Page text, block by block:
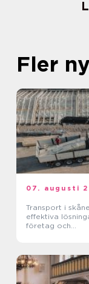
Fler
07. augusti
Transport i skåne
effektiva
företag och